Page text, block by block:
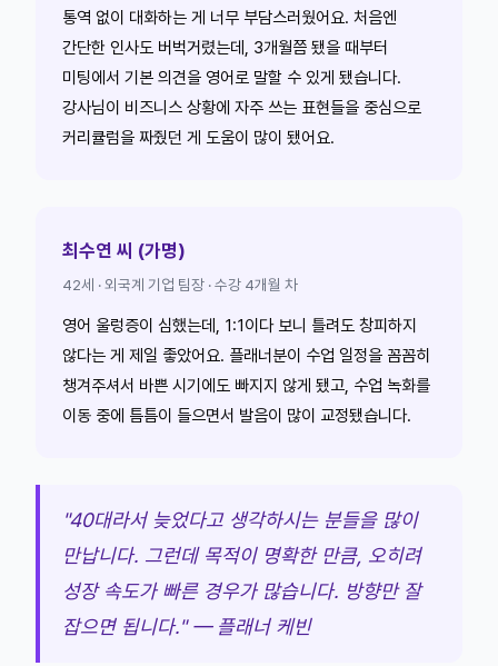
통역 없이 대화하는 게 너무 부담스러웠어요. 처음엔
간단한 인사도 버벅거렸는데, 3개월쯤 됐을 때부터
미팅에서 기본 의견을 영어로 말할 수 있게 됐습니다.
강사님이 비즈니스 상황에 자주 쓰는 표현들을 중심으로
커리큘럼을 짜줬던 게 도움이 많이 됐어요.
최수연 씨 (가명)
42세 · 외국계 기업 팀장 · 수강 4개월 차
영어 울렁증이 심했는데, 1:1이다 보니 틀려도 창피하지
않다는 게 제일 좋았어요. 플래너분이 수업 일정을 꼼꼼히
챙겨주셔서 바쁜 시기에도 빠지지 않게 됐고, 수업 녹화를
이동 중에 틈틈이 들으면서 발음이 많이 교정됐습니다.
"40대라서 늦었다고 생각하시는 분들을 많이
만납니다. 그런데 목적이 명확한 만큼, 오히려
성장 속도가 빠른 경우가 많습니다. 방향만 잘
잡으면 됩니다." — 플래너 케빈